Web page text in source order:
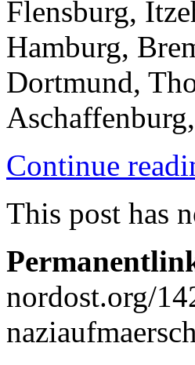
Flensburg,
Hamburg,
Dortmund,
Continue
This post has
nordost.org/